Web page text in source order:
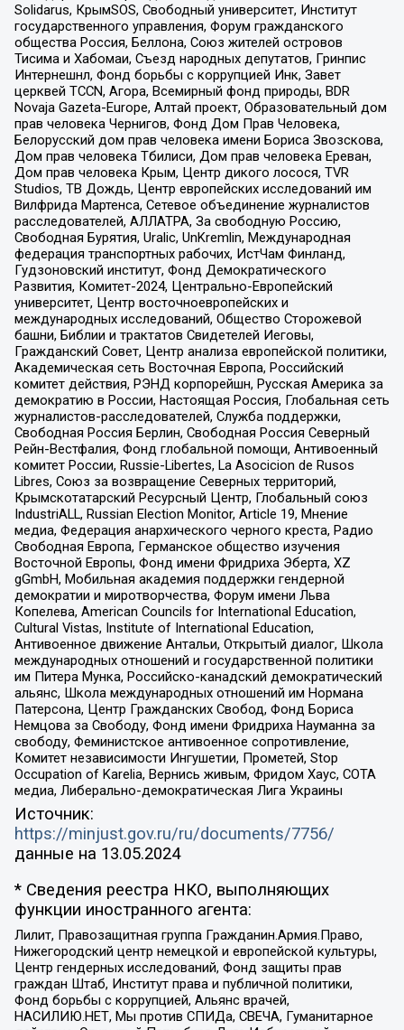
Solidarus, КрымSOS, Свободный университет, Институт
государственного управления, Форум гражданского
общества Россия, Беллона, Союз жителей островов
Тисима и Хабомаи, Съезд народных депутатов, Гринпис
Интернешнл, Фонд борьбы с коррупцией Инк, Завет
церквей TCCN, Агора, Всемирный фонд природы, BDR
Novaja Gazeta-Europe, Алтай проект, Образовательный дом
прав человека Чернигов, Фонд Дом Прав Человека,
Белорусский дом прав человека имени Бориса Звозскова,
Дом прав человека Тбилиси, Дом прав человека Ереван,
Дом прав человека Крым, Центр дикого лосося, TVR
Studios, ТВ Дождь, Центр европейских исследований им
Вилфрида Мартенса, Сетевое объединение журналистов
расследователей, АЛЛАТРА, За свободную Россию,
Свободная Бурятия, Uralic, UnKremlin, Международная
федерация транспортных рабочих, ИстЧам Финланд,
Гудзоновский институт, Фонд Демократического
Развития, Комитет-2024, Центрально-Европейский
университет, Центр восточноевропейских и
международных исследований, Общество Сторожевой
башни, Библии и трактатов Свидетелей Иеговы,
Гражданский Совет, Центр анализа европейской политики,
Академическая сеть Восточная Европа, Российский
комитет действия, РЭНД корпорейшн, Русская Америка за
демократию в России, Настоящая Россия, Глобальная сеть
журналистов-расследователей, Служба поддержки,
Свободная Россия Берлин, Свободная Россия Северный
Рейн-Вестфалия, Фонд глобальной помощи, Антивоенный
комитет России, Russie-Libertes, La Asocicion de Rusos
Libres, Союз за возвращение Северных территорий,
Крымскотатарский Ресурсный Центр, Глобальный союз
IndustriALL, Russian Election Monitor, Article 19, Мнение
медиа, Федерация анархического черного креста, Радио
Свободная Европа, Германское общество изучения
Восточной Европы, Фонд имени Фридриха Эберта, XZ
gGmbH, Мобильная академия поддержки гендерной
демократии и миротворчества, Форум имени Льва
Копелева, American Councils for International Education,
Cultural Vistas, Institute of International Education,
Антивоенное движение Антальи, Открытый диалог, Школа
международных отношений и государственной политики
им Питера Мунка, Российско-канадский демократический
альянс, Школа международных отношений им Нормана
Патерсона, Центр Гражданских Свобод, Фонд Бориса
Немцова за Свободу, Фонд имени Фридриха Науманна за
свободу, Феминистское антивоенное сопротивление,
Комитет независимости Ингушетии, Прометей, Stop
Occupation of Karelia, Вернись живым, Фридом Хаус, СОТА
медиа, Либерально-демократическая Лига Украины
Источник:
https://minjust.gov.ru/ru/documents/7756/
данные на 13.05.2024
* Сведения реестра НКО, выполняющих
функции иностранного агента:
Лилит, Правозащитная группа Гражданин.Армия.Право,
Нижегородский центр немецкой и европейской культуры,
Центр гендерных исследований, Фонд защиты прав
граждан Штаб, Институт права и публичной политики,
Фонд борьбы с коррупцией, Альянс врачей,
НАСИЛИЮ.НЕТ, Мы против СПИДа, СВЕЧА, Гуманитарное